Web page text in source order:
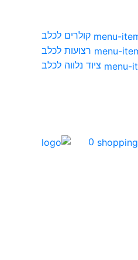
קולרים לכלב
רצועות לכלב
ציוד נלווה לכלב
0